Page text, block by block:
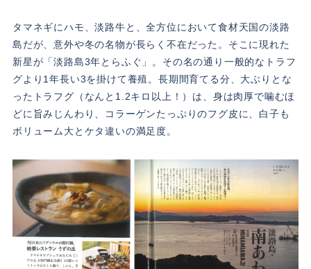
タマネギにハモ、淡路牛と、全方位において食材天国の淡路
島だが、意外や冬の名物が長らく不在だった。そこに現れた
新星が「淡路島3年とらふぐ」。その名の通り一般的なトラフ
グより1年長い3を掛けて養殖。長期間育てる分、大ぶりとな
ったトラフグ（なんと1.2キロ以上！）は、身は肉厚で噛むほ
どに旨みじんわり、コラーゲンたっぷりのフグ皮に、白子も
ボリューム大とケタ違いの満足度。